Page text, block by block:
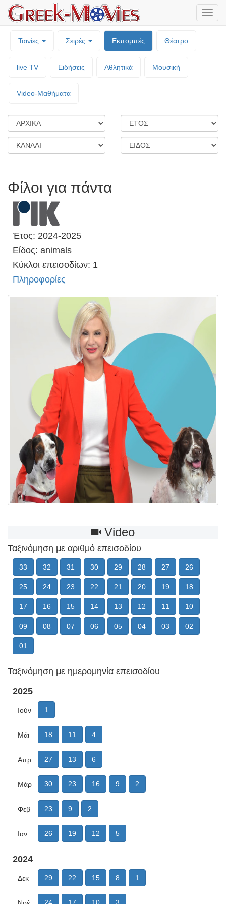
Ταινίες Σειρές Εκπομπές Θέατρο
live TV Ειδήσεις Αθλητικά Μουσική
Video-Mαθήματα
Φίλοι για πάντα
Έτος: 2024-2025
Είδος: animals
Κύκλοι επεισοδίων: 1
Πληροφορίες
Video
Ταξινόμηση με αριθμό επεισοδίου
33 32 31 30 29 28 27 26
25 24 23 22 21 20 19 18
17 16 15 14 13 12 11 10
09 08 07 06 05 04 03 02
01
Ταξινόμηση με ημερομηνία επεισοδίου
2025
Ιούν 1
Μάι 18 11 4
Απρ 27 13 6
Μάρ 30 23 16 9 2
Φεβ 23 9 2
Ιαν 26 19 12 5
2024
Δεκ 29 22 15 8 1